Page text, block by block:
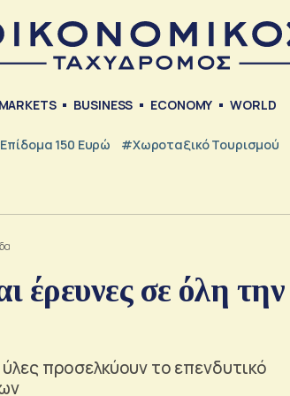
MARKETS BUSINESS ECONOMY WORLD
150 Ευρώ #Χωροταξικό Τουρισμού
έρευνες σε όλη την
προσελκύουν το επενδυτικό